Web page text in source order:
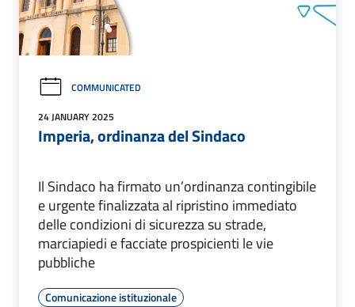
COMMUNICATED
24 JANUARY 2025
Imperia, ordinanza del Sindaco
Il Sindaco ha firmato un’ordinanza contingibile
e urgente finalizzata al ripristino immediato
delle condizioni di sicurezza su strade,
marciapiedi e facciate prospicienti le vie
pubbliche
Comunicazione istituzionale